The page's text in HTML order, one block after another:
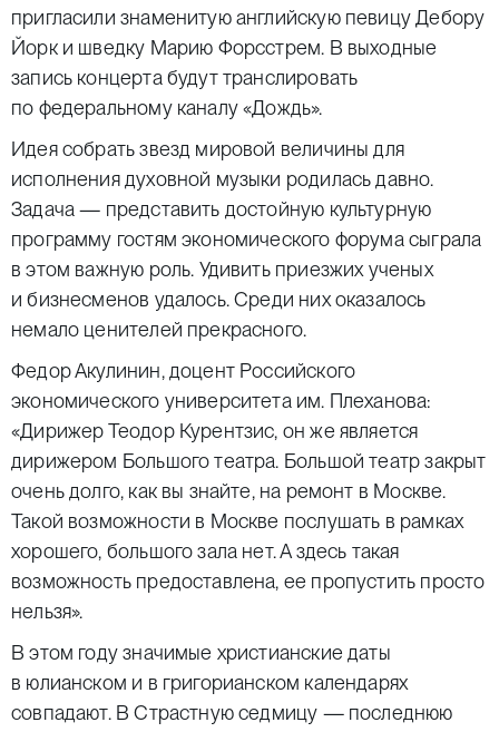
пригласили знаменитую английскую певицу Дебору
Йорк и шведку Марию Форсстрем. В выходные
запись концерта будут транслировать
по федеральному каналу «Дождь».
Идея собрать звезд мировой величины для
исполнения духовной музыки родилась давно.
Задача — представить достойную культурную
программу гостям экономического форума сыграла
в этом важную роль. Удивить приезжих ученых
и бизнесменов удалось. Среди них оказалось
немало ценителей прекрасного.
Федор Акулинин, доцент Российского
экономического университета им. Плеханова:
«Дирижер Теодор Курентзис, он же является
дирижером Большого театра. Большой театр закрыт
очень долго, как вы знайте, на ремонт в Москве.
Такой возможности в Москве послушать в рамках
хорошего, большого зала нет. А здесь такая
возможность предоставлена, ее пропустить просто
нельзя».
В этом году значимые христианские даты
в юлианском и в григорианском календарях
совпадают. В Страстную седмицу — последнюю